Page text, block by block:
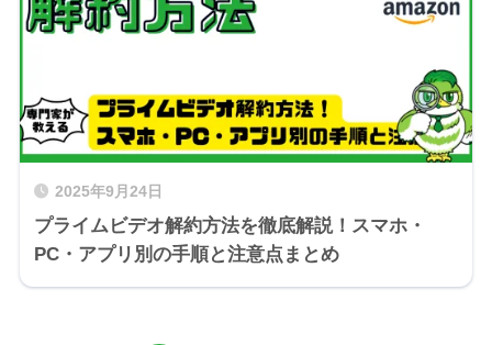
2025年9月24日
プライムビデオ解約方法を徹底解説！スマホ・
PC・アプリ別の手順と注意点まとめ